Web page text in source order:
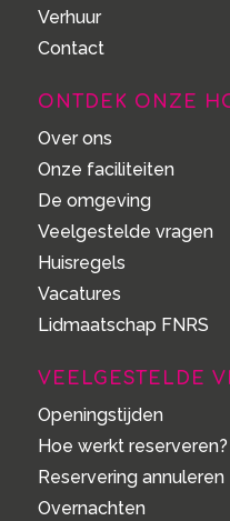
Verhuur
Contact
ONTDEK ONZE
Over ons
Onze faciliteiten
De omgeving
Veelgestelde vragen
Huisregels
Vacatures
Lidmaatschap FNRS
VEELGESTELDE
Openingstijden
Hoe werkt reserveren?
Reservering annuleren
Overnachten